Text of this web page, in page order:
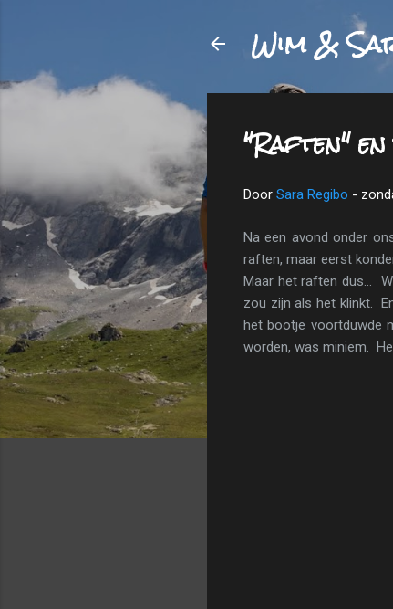
Wim &
"Raften"
Door Sara Regibo -
Na een avond onder
raften, maar eerst
Maar het raften dus...
zou zijn als het klinkt.
het bootje voortduwde
worden, was miniem.